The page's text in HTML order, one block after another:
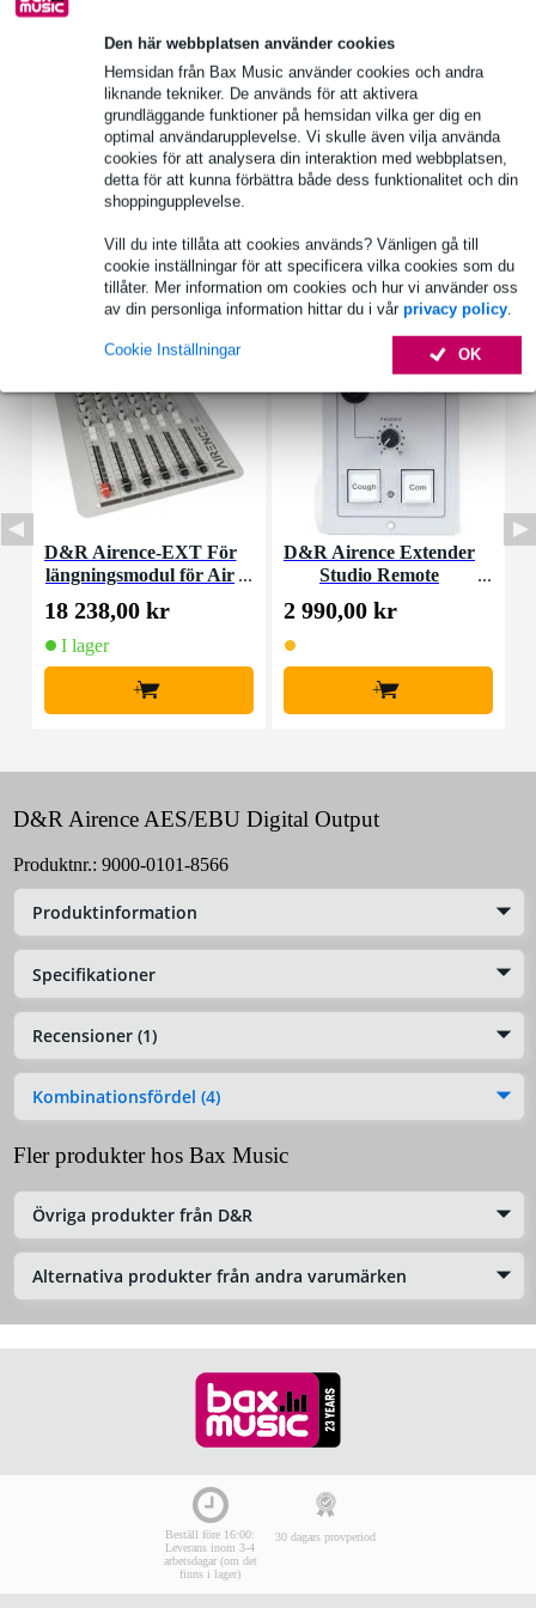
Den här webbplatsen använder cookies
Hemsidan från Bax Music använder cookies och andra
liknande tekniker. De används för att aktivera
grundläggande funktioner på hemsidan vilka ger dig en
optimal användarupplevelse. Vi skulle även vilja använda
cookies för att analysera din interaktion med webbplatsen,
detta för att kunna förbättra både dess funktionalitet och din
shoppingupplevelse.
Vill du inte tillåta att cookies används? Vänligen gå till
cookie inställningar för att specificera vilka cookies som du
tillåter. Mer information om cookies och hur vi använder oss
av din personliga information hittar du i vår privacy policy.
OK
Cookie Inställningar
Välj 2 års extra garanti med fler andra exklusiva
fördelar!
103,15 kr engångsbetalning
Produktinformation
Tillbehör (3)
D&R Airence-EXT För
längningsmodul för Air
ence-USB
18 238,00 kr
I lager
+
D&R Airence Extender
Studio Remote
2 990,00 kr
+
D&R Airence AES/EBU Digital Output
Produktnr.: 9000-0101-8566
Produktinformation
Specifikationer
Recensioner (1)
Kombinationsfördel (4)
Fler produkter hos Bax Music
Övriga produkter från D&R
Alternativa produkter från andra varumärken
Beställ före 16:00:
Leverans inom 3-4
arbetsdagar (om det
finns i lager)
30 dagars provperiod